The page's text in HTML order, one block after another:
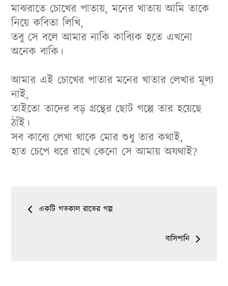
মাঝরাতে চোখের পাতায়, মনের খাতায় আমি তাকে
নিয়ে কবিতা লিখি,
তবু সে বলে আমার নাকি কাব্যিক হতে এখনো
অনেক বাকি।
আমার এই চোখের পাতার মনের খাতার লেখার মূল্য
নাই,
তাইতো তাদের বড় গ্রন্থের ছোট গল্পে তার হয়েছে
ঠাঁই।
সব কাব্যে লেখা থাকে মোর শুধু তার কথাই,
‌হাত চেপে ধরে রাখে কেনো সে আমায় অযথাই?
Postএকটি গতকাল রাতের গল্প
বাসিপানি